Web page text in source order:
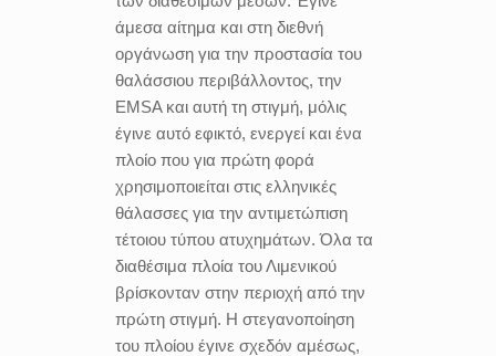
άμεσα αίτημα και στη διεθνή
οργάνωση για την προστασία του
θαλάσσιου περιβάλλοντος, την
ΕMSA και αυτή τη στιγμή, μόλις
έγινε αυτό εφικτό, ενεργεί και ένα
πλοίο που για πρώτη φορά
χρησιμοποιείται στις ελληνικές
θάλασσες για την αντιμετώπιση
τέτοιου τύπου ατυχημάτων. Όλα τα
διαθέσιμα πλοία του Λιμενικού
βρίσκονταν στην περιοχή από την
πρώτη στιγμή. Η στεγανοποίηση
του πλοίου έγινε σχεδόν αμέσως,